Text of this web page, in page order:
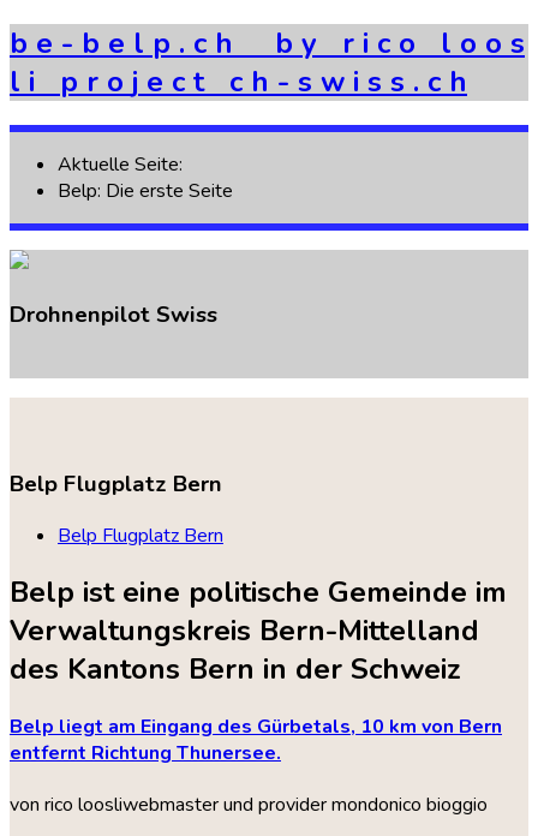
b e - b e l p . c h b y r i c o l o o s
l i p r o j e c t c h - s w i s s . c h
Aktuelle Seite:
Belp: Die erste Seite
DrohnenpilotSwiss
Belp Flugplatz Bern
Belp Flugplatz Bern
Belp ist eine politische Gemeinde im
Verwaltungskreis Bern-Mittelland
des Kantons Bern in der Schweiz
Belp liegt am Eingang des Gürbetals, 10 km von Bern
entfernt Richtung Thunersee.
von rico loosliwebmaster und provider mondonico bioggio